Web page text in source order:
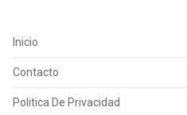
Inicio
Contacto
Politica De Privacidad